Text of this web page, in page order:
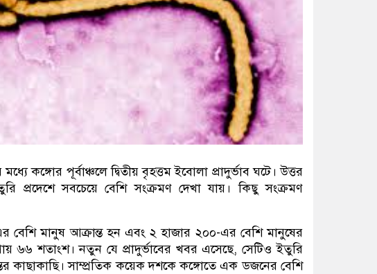
কঙ্গোর পূর্বাঞ্চলে দ্বিতীয় বৃহত্তম ইবোলা প্রাদুর্ভাব ঘটে। উত্তর
প্রদেশে সবচেয়ে বেশি সংক্রমণ দেখা যায়। কিছু সংক্রমণ
মানুষ আক্রান্ত হন এবং ২ হাজার ২০০-এর বেশি মানুষের
৬৬ শতাংশ। নতুন যে প্রাদুর্ভাবের খবর এসেছে, সেটিও ইতুরি
কাছাকাছি। সাম্প্রতিক কয়েক দশকে কঙ্গোতে এক ডজনের বেশি